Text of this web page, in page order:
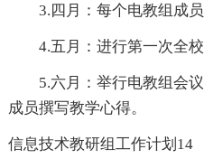
3.四月：每个电教组成
4.五月：进行第一次全
5.六月：举行电教组会
成员撰写教学心得。
信息技术教研组工作计划14